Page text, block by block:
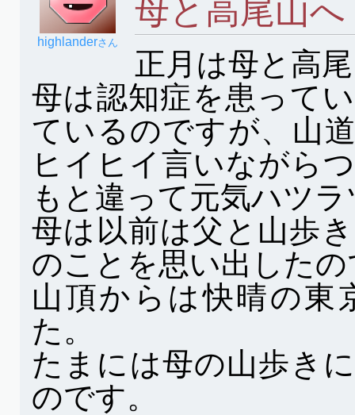
highlanderさん
母と高尾山へ
正月は母と高
母は認知症を患って
ているのですが、山
ヒイヒイ言いながら
もと違って元気ハツ
母は以前は父と山歩
のことを思い出した
山頂からは快晴の東
た。
たまには母の山歩き
のです。